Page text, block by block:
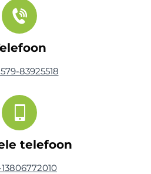
83925518
telefoon